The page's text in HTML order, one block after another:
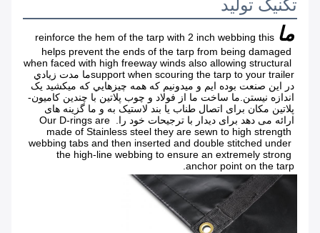
تکنیک تولید
ما reinforce the hem of the tarp with 2 inch webbing this
helps prevent the ends of the tarp from being damaged
when faced with high freeway winds also allowing structural
اندازه نيستن.ما ساخت ما از فولاد و چوب پلاتین با چندین کامیون-
ارائه می دهد برای دیدار با ترجیحات خود را. Our D-rings are
made of Stainless steel they are sewn to high strength
webbing tabs and then inserted and double stitched under
the high-line webbing to ensure an extremely strong
anchor point on the tarp.